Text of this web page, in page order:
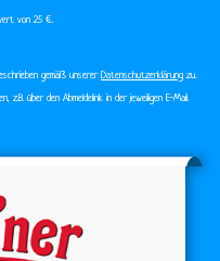
von 25 €.​
gemäß unserer Datenschutzerklärung zu.
über den Abmeldelink in der jeweiligen E-Mail.